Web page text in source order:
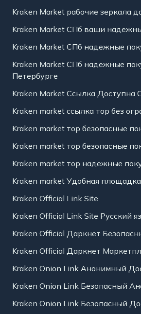
Kraken Market рабочие зеркала
Kraken Market СПб ваши
Kraken Market СПб надежные
Kraken Market СПб надежные
Петербурге
Kraken Market Ссылка Доступна
Kraken market ссылка тор без
Kraken market тор безопасные
Kraken market тор безопасные
Kraken market тор надежные
Kraken market Удобная
Kraken Official Link Site
Kraken Official Link Site Русский
Kraken Official Даркнет
Kraken Official Даркнет
Kraken Onion Link Анонимный
Kraken Onion Link Безопасный
Kraken Onion Link Безопасный